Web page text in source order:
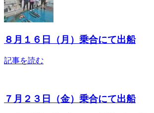
８月１６日（月）乗合にて出船
記事を読む
７月２３日（金）乗合にて出船